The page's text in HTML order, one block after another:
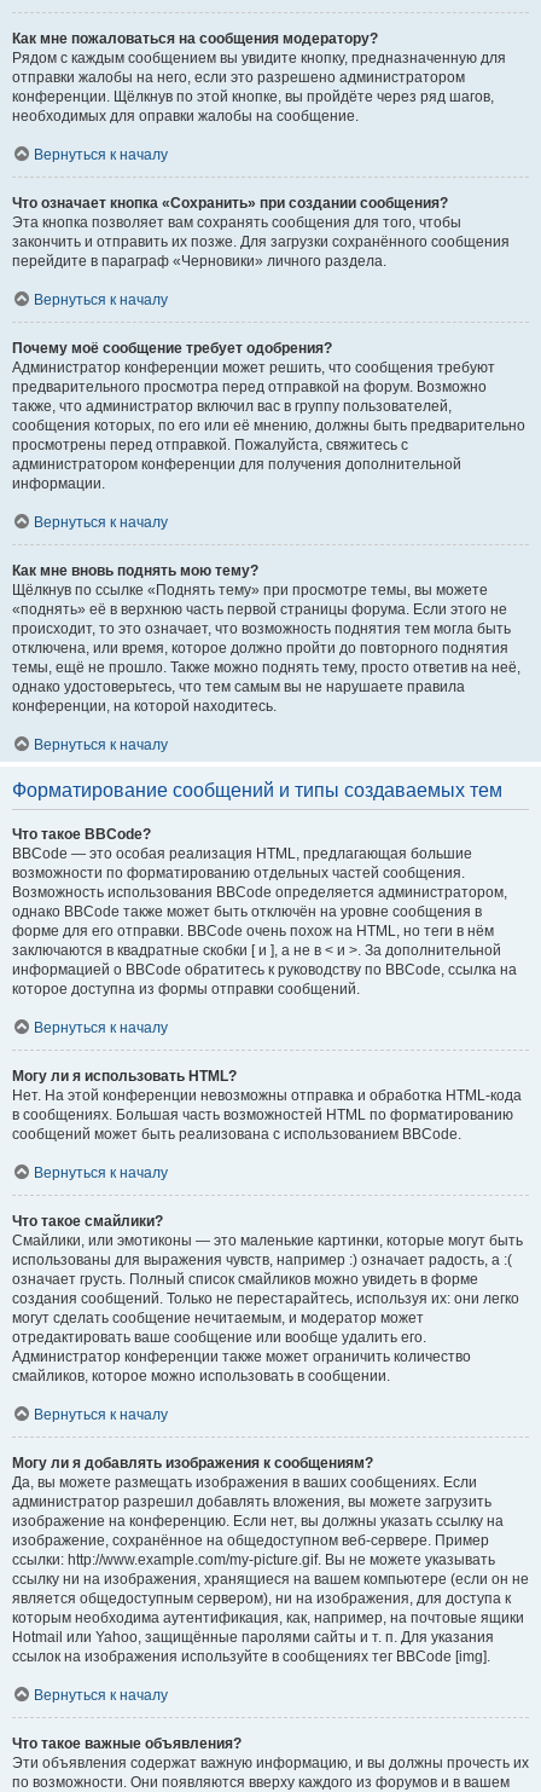
Как мне пожаловаться на сообщения модератору?
Рядом с каждым сообщением вы увидите кнопку, предназначенную для
отправки жалобы на него, если это разрешено администратором
конференции. Щёлкнув по этой кнопке, вы пройдёте через ряд шагов,
необходимых для оправки жалобы на сообщение.
Вернуться к началу
Что означает кнопка «Сохранить» при создании сообщения?
Эта кнопка позволяет вам сохранять сообщения для того, чтобы
закончить и отправить их позже. Для загрузки сохранённого сообщения
перейдите в параграф «Черновики» личного раздела.
Вернуться к началу
Почему моё сообщение требует одобрения?
Администратор конференции может решить, что сообщения требуют
предварительного просмотра перед отправкой на форум. Возможно
также, что администратор включил вас в группу пользователей,
сообщения которых, по его или её мнению, должны быть предварительно
просмотрены перед отправкой. Пожалуйста, свяжитесь с
администратором конференции для получения дополнительной
информации.
Вернуться к началу
Как мне вновь поднять мою тему?
Щёлкнув по ссылке «Поднять тему» при просмотре темы, вы можете
«поднять» её в верхнюю часть первой страницы форума. Если этого не
происходит, то это означает, что возможность поднятия тем могла быть
отключена, или время, которое должно пройти до повторного поднятия
темы, ещё не прошло. Также можно поднять тему, просто ответив на неё,
однако удостоверьтесь, что тем самым вы не нарушаете правила
конференции, на которой находитесь.
Вернуться к началу
Форматирование сообщений и типы создаваемых тем
Что такое BBCode?
BBCode — это особая реализация HTML, предлагающая большие
возможности по форматированию отдельных частей сообщения.
Возможность использования BBCode определяется администратором,
однако BBCode также может быть отключён на уровне сообщения в
форме для его отправки. BBCode очень похож на HTML, но теги в нём
заключаются в квадратные скобки [ и ], а не в < и >. За дополнительной
информацией о BBCode обратитесь к руководству по BBCode, ссылка на
которое доступна из формы отправки сообщений.
Вернуться к началу
Могу ли я использовать HTML?
Нет. На этой конференции невозможны отправка и обработка HTML-кода
в сообщениях. Большая часть возможностей HTML по форматированию
сообщений может быть реализована с использованием BBCode.
Вернуться к началу
Что такое смайлики?
Смайлики, или эмотиконы — это маленькие картинки, которые могут быть
использованы для выражения чувств, например :) означает радость, а :(
означает грусть. Полный список смайликов можно увидеть в форме
создания сообщений. Только не перестарайтесь, используя их: они легко
могут сделать сообщение нечитаемым, и модератор может
отредактировать ваше сообщение или вообще удалить его.
Администратор конференции также может ограничить количество
смайликов, которое можно использовать в сообщении.
Вернуться к началу
Могу ли я добавлять изображения к сообщениям?
Да, вы можете размещать изображения в ваших сообщениях. Если
администратор разрешил добавлять вложения, вы можете загрузить
изображение на конференцию. Если нет, вы должны указать ссылку на
изображение, сохранённое на общедоступном веб-сервере. Пример
ссылки: http://www.example.com/my-picture.gif. Вы не можете указывать
ссылку ни на изображения, хранящиеся на вашем компьютере (если он не
является общедоступным сервером), ни на изображения, для доступа к
которым необходима аутентификация, как, например, на почтовые ящики
Hotmail или Yahoo, защищённые паролями сайты и т. п. Для указания
ссылок на изображения используйте в сообщениях тег BBCode [img].
Вернуться к началу
Что такое важные объявления?
Эти объявления содержат важную информацию, и вы должны прочесть их
по возможности. Они появляются вверху каждого из форумов и в вашем